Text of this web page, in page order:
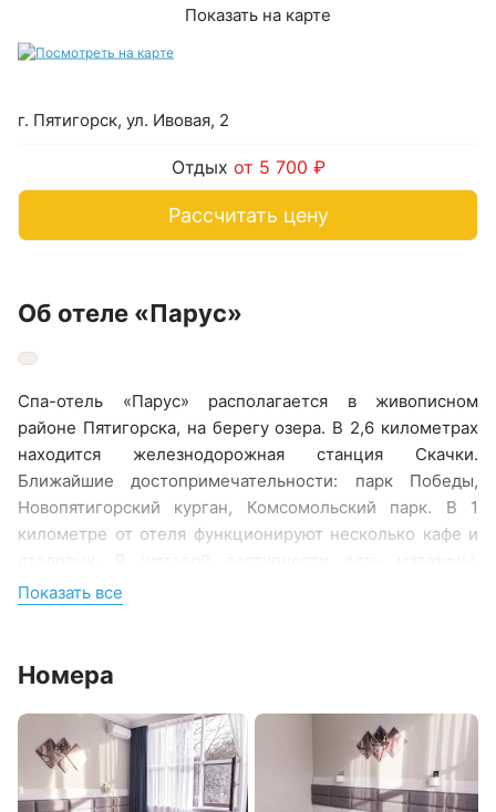
Показать на карте
г. Пятигорск, ул. Ивовая, 2
Отдых от 5 700 ₽
Рассчитать цену
Об отеле «Парус»
Спа-отель «Парус» располагается в живописном
районе Пятигорска, на берегу озера. В 2,6 километрах
находится железнодорожная станция Скачки.
Ближайшие достопримечательности: парк Победы,
Новопятигорский курган, Комсомольский парк. В 1
километре от отеля функционируют несколько кафе и
Расстояние до аэропорта Минеральных Вод составляет
Номерной фонд разного уровня комфорта и
Комнаты имеют современный ремонт, в них есть вся
необходимая мебель, телевизор с плоским экраном,
кондиционер, сейф, мини-холодильник, электрический
чайник. Санузел отдельный для каждого номера, с
Показать все
Номера